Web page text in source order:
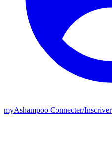
myAshampoo Connecter/Inscriver